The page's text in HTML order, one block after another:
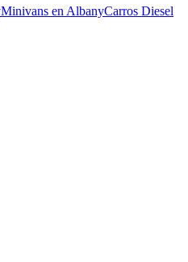
Minivans en AlbanyCarros Diesel